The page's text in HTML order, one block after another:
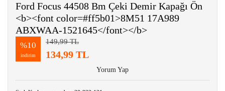
Ford Focus 44508 Bm Çeki Demir Kapağı Ön
<b><font color=#ff5b01>8M51 17A989
ABXWAA-1521645</font></b>
%10
indirim
149,99 TL
134,99 TL
Yorum Yap